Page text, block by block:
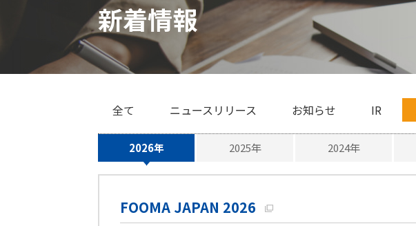
新着情報
全て ニュースリリース お知らせ IR
2026年 2025年 2024年
FOOMA JAPAN 2026